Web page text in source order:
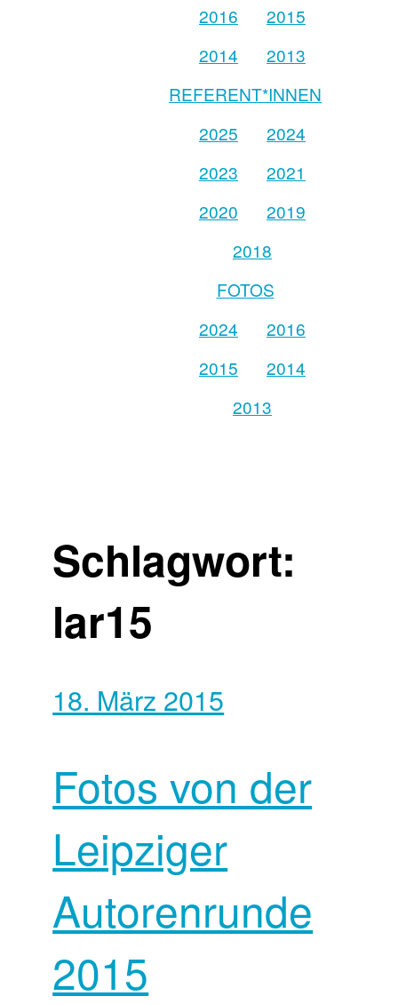
2016
2015
2014
2013
REFERENT*INNEN
2025
2024
2023
2021
2020
2019
2018
FOTOS
2024
2016
2015
2014
2013
Schlagwort:
lar15
18. März 2015
Fotos von der
Leipziger
Autorenrunde
2015